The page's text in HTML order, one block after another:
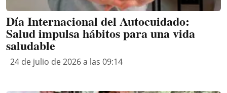
Día Internacional del Autocuidado:
Salud impulsa hábitos para una vida
saludable
24 de julio de 2026 a las 09:14